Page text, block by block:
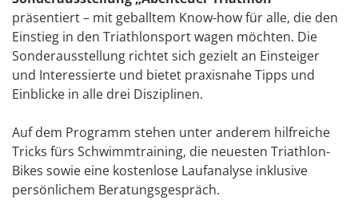
präsentiert – mit geballtem Know-how für alle, die den
Einstieg in den Triathlonsport wagen möchten. Die
Sonderausstellung richtet sich gezielt an Einsteiger
und Interessierte und bietet praxisnahe Tipps und
Einblicke in alle drei Disziplinen.
Auf dem Programm stehen unter anderem hilfreiche
Tricks fürs Schwimmtraining, die neuesten Triathlon-
Bikes sowie eine kostenlose Laufanalyse inklusive
persönlichem Beratungsgespräch.